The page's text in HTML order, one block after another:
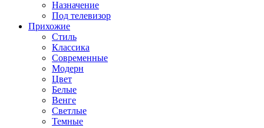
Назначение
Под телевизор
Прихожие
Стиль
Классика
Современные
Модерн
Цвет
Белые
Венге
Светлые
Темные